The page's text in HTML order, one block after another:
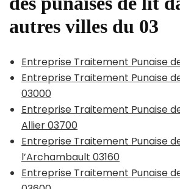
autres villes du 03
Entreprise Traitement Punaise
Entreprise Traitement Punaise
03000
Entreprise Traitement Punaise
Allier 03700
Entreprise Traitement Punaise
l’Archambault 03160
Entreprise Traitement Punaise